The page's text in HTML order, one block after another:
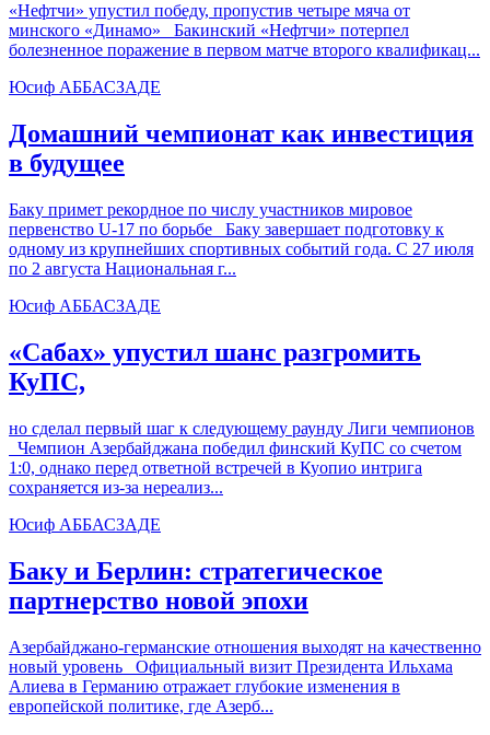
«Нефтчи» упустил победу, пропустив четыре мяча от
минского «Динамо» Бакинский «Нефтчи» потерпел
болезненное поражение в первом матче второго квалификац...
Юсиф АББАСЗАДЕ
Домашний чемпионат как инвестиция
в будущее
Баку примет рекордное по числу участников мировое
первенство U-17 по борьбе Баку завершает подготовку к
одному из крупнейших спортивных событий года. С 27 июля
по 2 августа Национальная г...
Юсиф АББАСЗАДЕ
«Сабах» упустил шанс разгромить
КуПС,
но сделал первый шаг к следующему раунду Лиги чемпионов
Чемпион Азербайджана победил финский КуПС со счетом
1:0, однако перед ответной встречей в Куопио интрига
сохраняется из-за нереализ...
Юсиф АББАСЗАДЕ
Баку и Берлин: стратегическое
партнерство новой эпохи
Азербайджано-германские отношения выходят на качественно
новый уровень Официальный визит Президента Ильхама
Алиева в Германию отражает глубокие изменения в
европейской политике, где Азерб...